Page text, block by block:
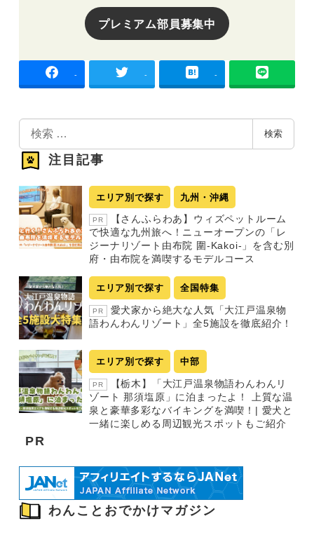
プレミアム部員募集中
- - -
検
索
検索
注目記事
エリア別で探す 九州・沖縄
PR
【さんふらわあ】ウィズペットルーム
で快適な九州旅へ！ニューオープンの「レ
ジーナリゾート由布院 圍-Kakoi-」を含む別
府・由布院を満喫するモデルコース
エリア別で探す 全国特集
PR
愛犬家から絶大な人気「大江戸温泉物
語わんわんリゾート」全5施設を徹底紹介！
エリア別で探す 中部
PR
【栃木】「大江戸温泉物語わんわんリ
ゾート 那須塩原」に泊まったよ！ 上質な温
泉と豪華多彩なバイキングを満喫！| 愛犬と
一緒に楽しめる周辺観光スポットもご紹介
PR
わんことおでかけマガジン